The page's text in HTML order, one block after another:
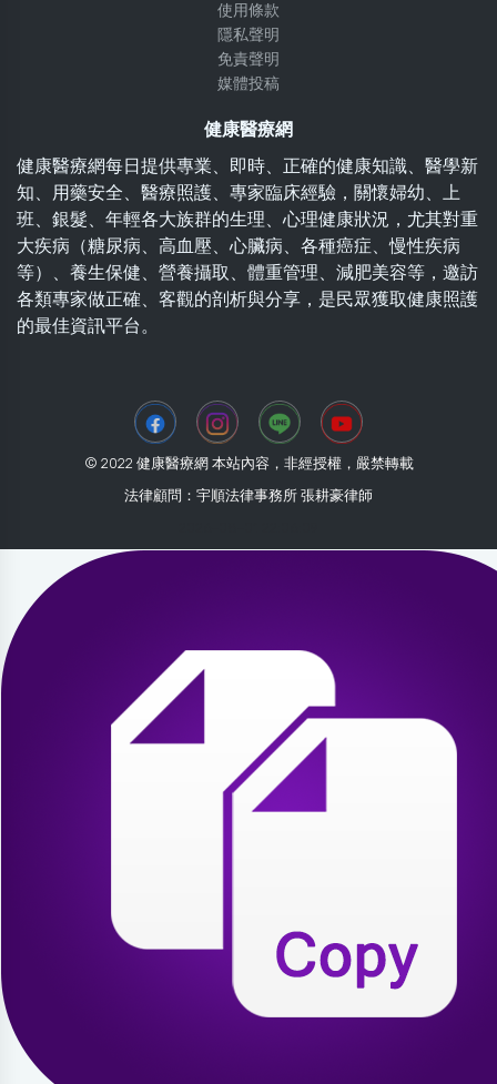
使用條款
隱私聲明
免責聲明
媒體投稿
健康醫療網
健康醫療網每日提供專業、即時、正確的健康知識、醫學新
知、用藥安全、醫療照護、專家臨床經驗，關懷婦幼、上
班、銀髮、年輕各大族群的生理、心理健康狀況，尤其對重
大疾病（糖尿病、高血壓、心臟病、各種癌症、慢性疾病
等）、養生保健、營養攝取、體重管理、減肥美容等，邀訪
各類專家做正確、客觀的剖析與分享，是民眾獲取健康照護
的最佳資訊平台。
© 2022 健康醫療網 本站內容，非經授權，嚴禁轉載
法律顧問：宇順法律事務所 張耕豪律師